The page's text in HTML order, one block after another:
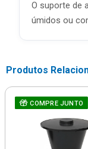
O suporte de
úmidos ou
Produtos
COMPRE JUNTO